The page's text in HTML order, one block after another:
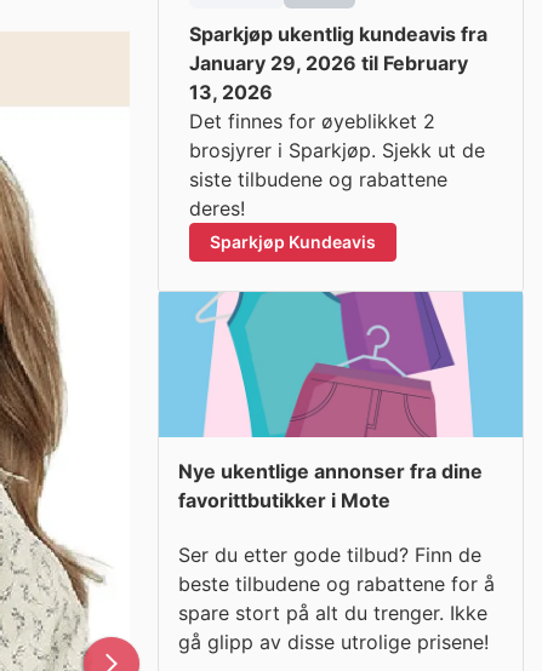
Sparkjøp ukentlig kundeavis fra
January 29, 2026 til February
13, 2026
Det finnes for øyeblikket 2
brosjyrer i Sparkjøp. Sjekk ut de
siste tilbudene og rabattene
deres!
Sparkjøp Kundeavis
Nye ukentlige annonser fra dine
favorittbutikker i Mote
Ser du etter gode tilbud? Finn de
beste tilbudene og rabattene for å
spare stort på alt du trenger. Ikke
gå glipp av disse utrolige prisene!